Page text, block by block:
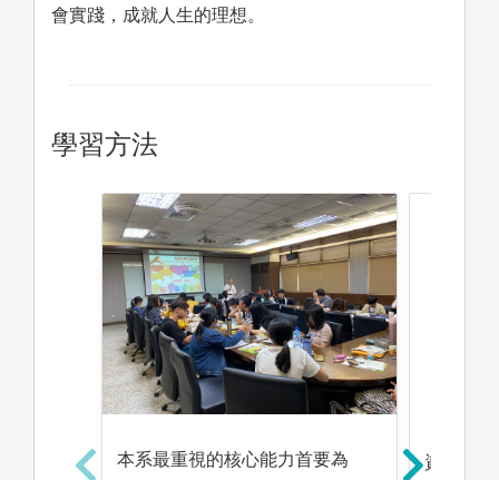
會實踐，成就人生的理想。
學習方法
本系最重視的核心能力首要為
資料分